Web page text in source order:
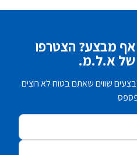
מבצע? הצטרפו
של א.ל.מ.
שווים שאתם בטוח לא רוצים